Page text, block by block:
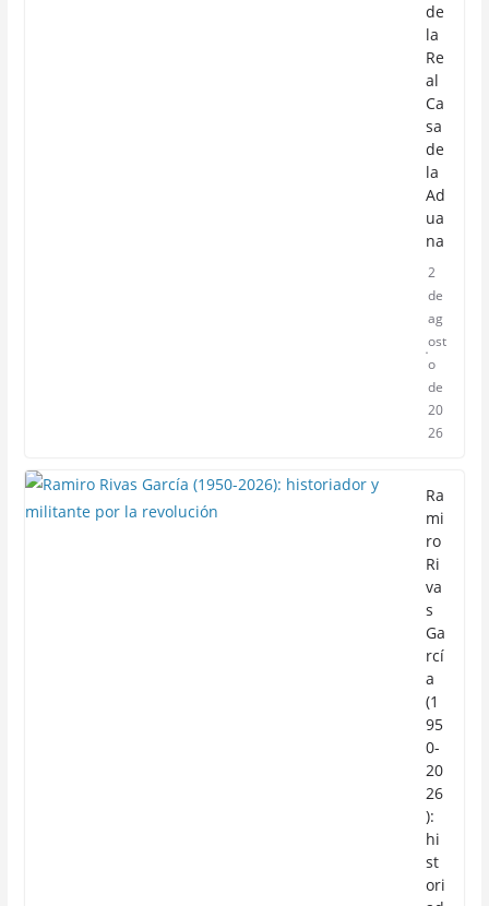
de
la
Re
al
Ca
sa
de
la
Ad
ua
na
2
de
ag
ost
o
de
20
26
Ra
mi
ro
Ri
va
s
Ga
rcí
a
(1
95
0-
20
26
):
hi
st
ori